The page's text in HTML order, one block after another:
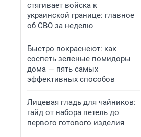
стягивает войска к
украинской границе: главное
об СВО за неделю
Быстро покраснеют: как
соспеть зеленые помидоры
дома — пять самых
эффективных способов
Лицевая гладь для чайников:
гайд от набора петель до
первого готового изделия